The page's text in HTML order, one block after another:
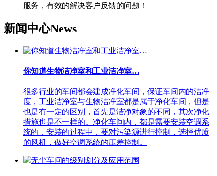
服务，有效的解决客户反馈的问题！
新闻中心News
你知道生物洁净室和工业洁净室…
很多行业的车间都会建成净化车间，保证车间内的洁净
度，工业洁净室与生物洁净室都是属于净化车间，但是
也是有一定的区别，首先是洁净对象的不同，其次净化
措施也是不一样的。净化车间内，都是需要安装空调系
统的，安装的过程中，要对污染源进行控制，选择优质
的风机，做好空调系统的压差控制。